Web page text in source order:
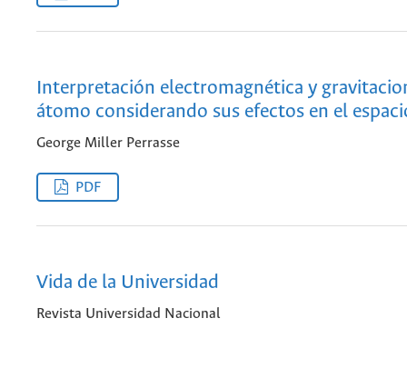
Interpretación electromagnética y
átomo considerando sus efectos en el
George Miller Perrasse
PDF
Vida de la Universidad
Revista Universidad Nacional